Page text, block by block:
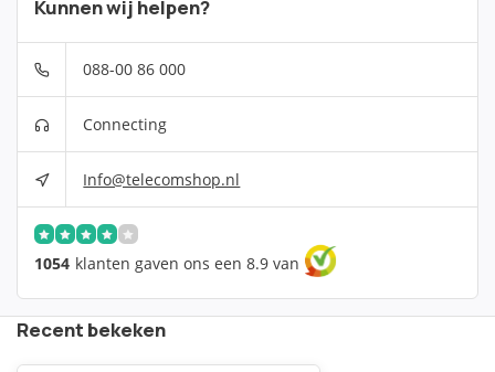
Kunnen wij helpen?
088-00 86 000
Connecting
Info@telecomshop.nl
1054 klanten gaven ons een 8.9 van
Recent bekeken